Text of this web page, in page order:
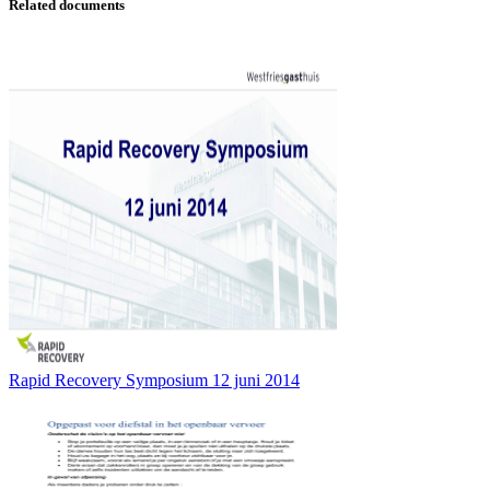
Related documents
Rapid Recovery Symposium 12 juni 2014